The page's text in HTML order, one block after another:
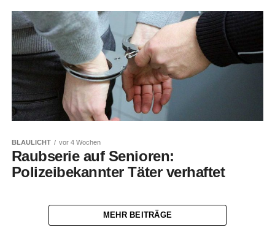
BLAULICHT vor 4 Wochen
Raubserie auf Senioren:
Polizeibekannter Täter verhaftet
MEHR BEITRÄGE